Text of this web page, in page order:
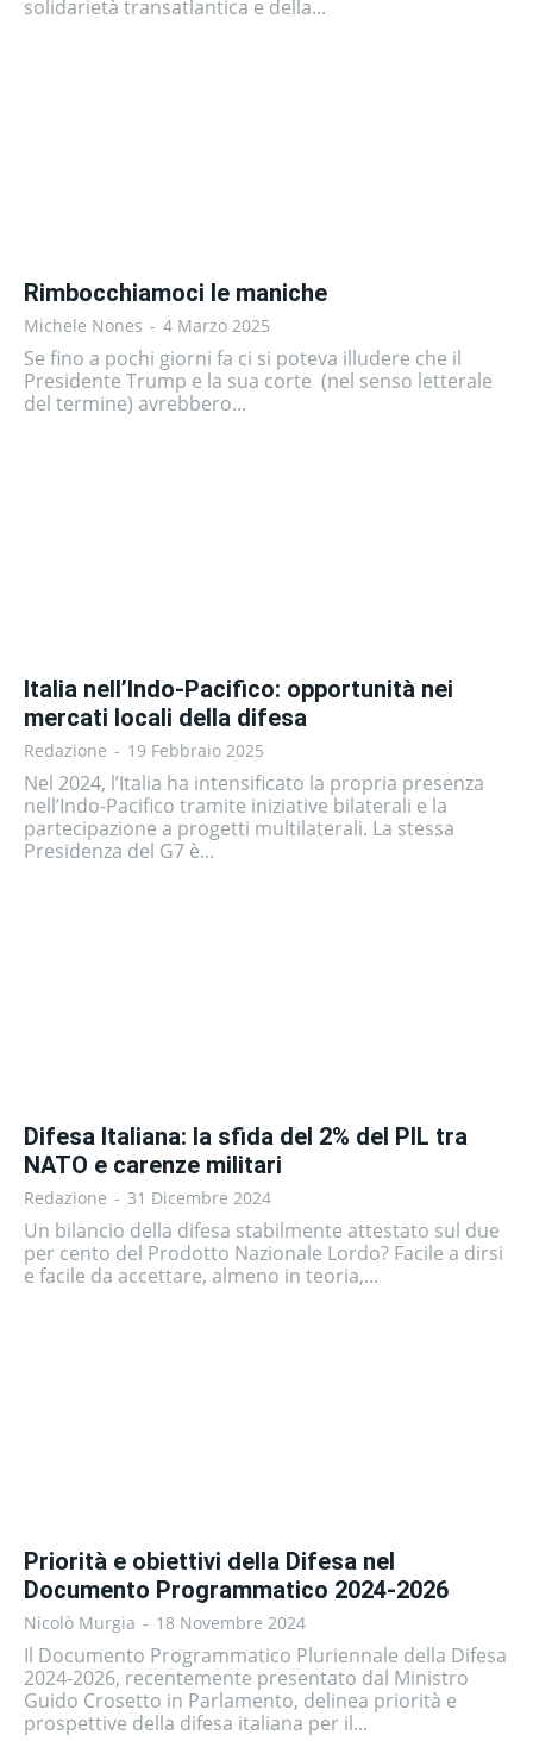
solidarietà transatlantica e della...
Rimbocchiamoci le maniche
Michele Nones - 4 Marzo 2025
Se fino a pochi giorni fa ci si poteva illudere che il
Presidente Trump e la sua corte (nel senso letterale
del termine) avrebbero...
Italia nell’Indo-Pacifico: opportunità nei
mercati locali della difesa
Redazione - 19 Febbraio 2025
Nel 2024, l’Italia ha intensificato la propria presenza
nell’Indo-Pacifico tramite iniziative bilaterali e la
partecipazione a progetti multilaterali. La stessa
Presidenza del G7 è...
Difesa Italiana: la sfida del 2% del PIL tra
NATO e carenze militari
Redazione - 31 Dicembre 2024
Un bilancio della difesa stabilmente attestato sul due
per cento del Prodotto Nazionale Lordo? Facile a dirsi
e facile da accettare, almeno in teoria,...
Priorità e obiettivi della Difesa nel
Documento Programmatico 2024-2026
Nicolò Murgia - 18 Novembre 2024
Il Documento Programmatico Pluriennale della Difesa
2024-2026, recentemente presentato dal Ministro
Guido Crosetto in Parlamento, delinea priorità e
prospettive della difesa italiana per il...